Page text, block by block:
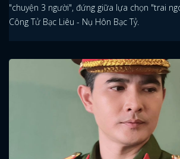
"chuyện 3 người", đứng giữa lựa chọn "trai
Công Tử Bạc Liêu - Nụ Hôn Bạc Tỷ.